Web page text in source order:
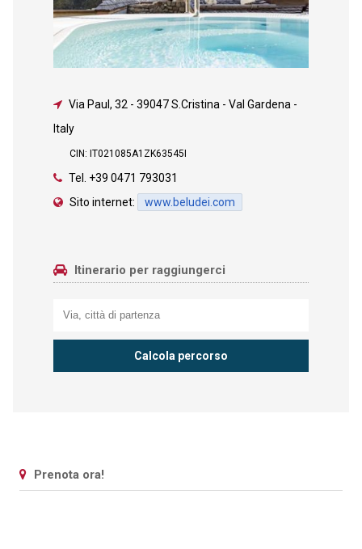
Via Paul, 32 - 39047 S.Cristina - Val Gardena -
Italy
CIN: IT021085A1ZK63545I
Tel. +39 0471 793031
Sito internet:
www.beludei.com
Itinerario per raggiungerci
Prenota ora!